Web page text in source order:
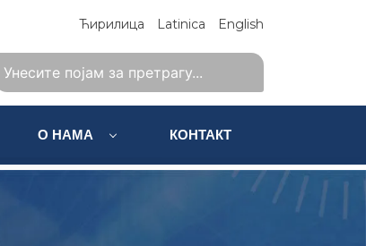
Ћирилица Latinica English
О НАМА КОНТАКТ